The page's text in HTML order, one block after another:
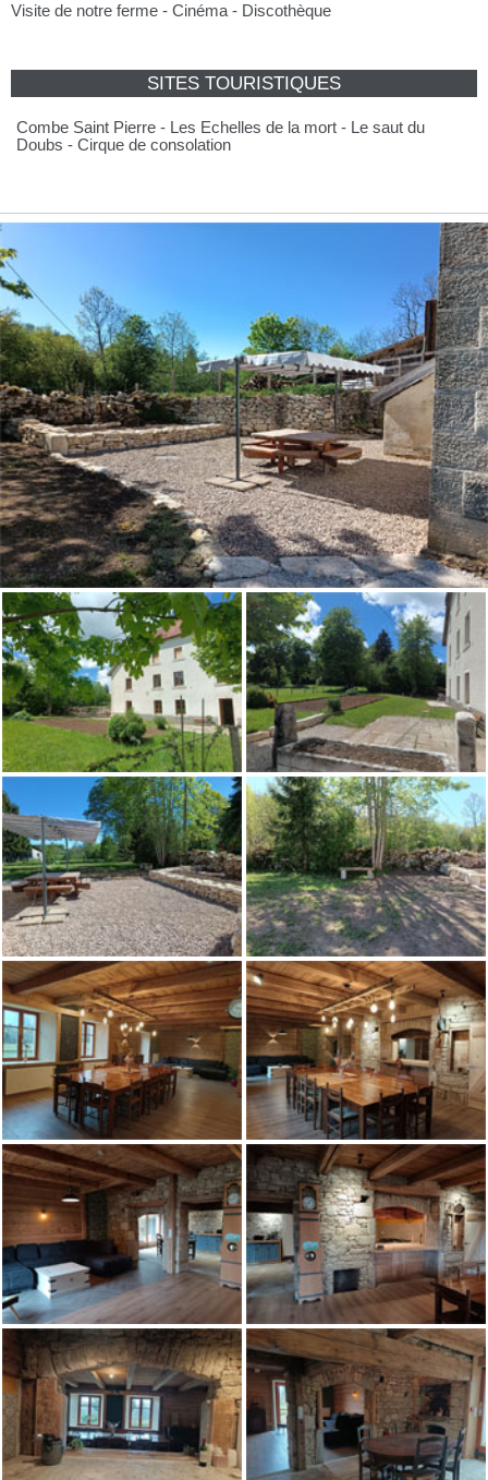
Visite de notre ferme - Cinéma - Discothèque
SITES TOURISTIQUES
Combe Saint Pierre - Les Echelles de la mort - Le saut du
Doubs - Cirque de consolation